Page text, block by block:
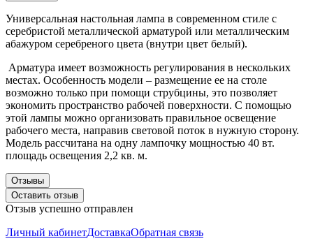
Универсальная настольная лампа в современном стиле с
серебристой металлической арматурой или металлическим
абажуром серебреного цвета (внутри цвет белый).
Арматура имеет возможность регулирования в нескольких
местах. Особенность модели – размещение ее на столе
возможно только при помощи струбцины, это позволяет
экономить пространство рабочей поверхности. С помощью
этой лампы можно организовать правильное освещение
рабочего места, направив световой поток в нужную сторону.
Модель рассчитана на одну лампочку мощностью 40 вт.
площадь освещения 2,2 кв. м.
Отзывы
Оставить отзыв
Отзыв успешно отправлен
Личный кабинетДоставкаОбратная связь